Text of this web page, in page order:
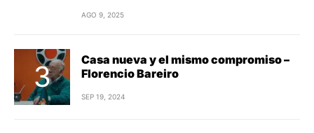
AGO 9, 2025
Casa nueva y el mismo compromiso –
Florencio Bareiro
SEP 19, 2024